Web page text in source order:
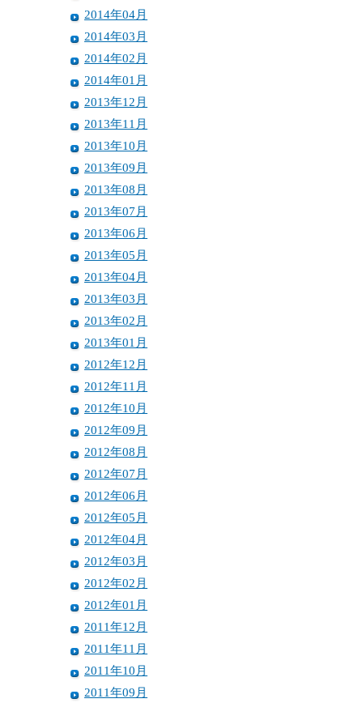
2014年04月
2014年03月
2014年02月
2014年01月
2013年12月
2013年11月
2013年10月
2013年09月
2013年08月
2013年07月
2013年06月
2013年05月
2013年04月
2013年03月
2013年02月
2013年01月
2012年12月
2012年11月
2012年10月
2012年09月
2012年08月
2012年07月
2012年06月
2012年05月
2012年04月
2012年03月
2012年02月
2012年01月
2011年12月
2011年11月
2011年10月
2011年09月